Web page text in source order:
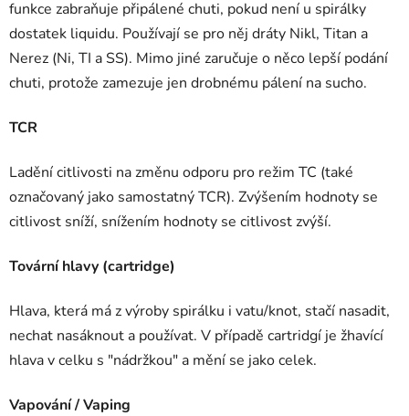
funkce zabraňuje připálené chuti, pokud není u spirálky
dostatek liquidu. Používají se pro něj dráty Nikl, Titan a
Nerez (Ni, TI a SS). Mimo jiné zaručuje o něco lepší podání
chuti, protože zamezuje jen drobnému pálení na sucho.
TCR
Ladění citlivosti na změnu odporu pro režim TC (také
označovaný jako samostatný TCR). Zvýšením hodnoty se
citlivost sníží, snížením hodnoty se citlivost zvýší.
Tovární hlavy (cartridge)
Hlava, která má z výroby spirálku i vatu/knot, stačí nasadit,
nechat nasáknout a používat. V případě cartridgí je žhavící
hlava v celku s "nádržkou" a mění se jako celek.
Vapování / Vaping